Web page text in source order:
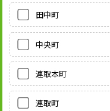
田中町
中央町
連取本町
連取町